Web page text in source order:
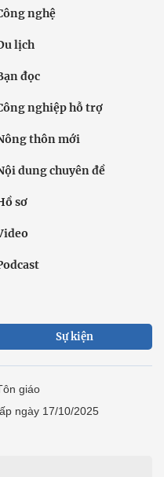
nghệ
lịch
đọc
nghiệp hỗ trợ
thôn mới
dung chuyên đề
sơ
Sự kiện
giáo
ngày 17/10/2025